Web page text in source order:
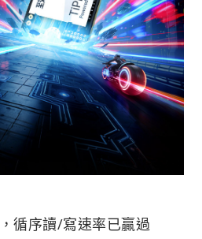
循序讀/寫速率已贏過